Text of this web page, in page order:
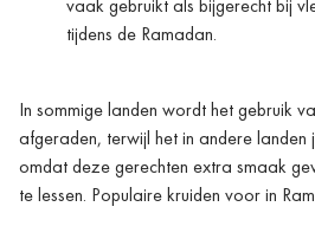
vaak gebruikt als bijgerecht bij
tijdens de Ramadan.
In sommige landen wordt het gebruik
afgeraden, terwijl het in andere landen
omdat deze gerechten extra smaak
te lessen. Populaire kruiden voor in